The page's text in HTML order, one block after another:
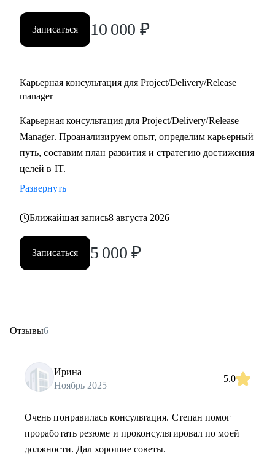
Записаться 10 000 ₽
Карьерная консультация для Project/Delivery/Release
manager
Карьерная консультация для Project/Delivery/Release
Manager. Проанализируем опыт, определим карьерный
путь, составим план развития и стратегию достижения
целей в IT.
Развернуть
Ближайшая запись8 августа 2026
Записаться 5 000 ₽
Отзывы6
Ирина
Ноябрь 2025
5.0
Очень понравилась консультация. Степан помог
проработать резюме и проконсультировал по моей
должности. Дал хорошие советы.